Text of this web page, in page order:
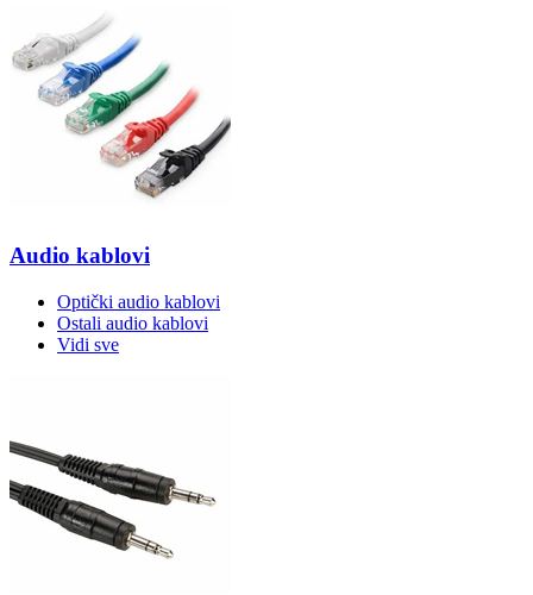
Audio kablovi
Optički audio kablovi
Ostali audio kablovi
Vidi sve